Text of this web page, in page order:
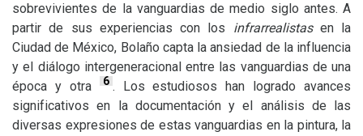
sobrevivientes de la vanguardias de medio siglo antes. A
partir de sus experiencias con los infrarrealistasen la
Ciudad de México, Bolaño capta la ansiedad de la influencia
y el diálogo intergeneracional entre las vanguardias de una
época y otra
6 . Los estudiosos han logrado avances
significativos en la documentación y el análisis de las
diversas expresiones de estas vanguardias en la pintura, la